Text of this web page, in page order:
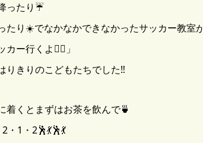
ったり☔️
たり☀️でなかなかできなかったサッカー教室
カー行くよ🏃‍♂‍」
りきりのこどもたちでした‼️
着くとまずはお茶を飲んで🍵
1・2🕺💃🕺💃